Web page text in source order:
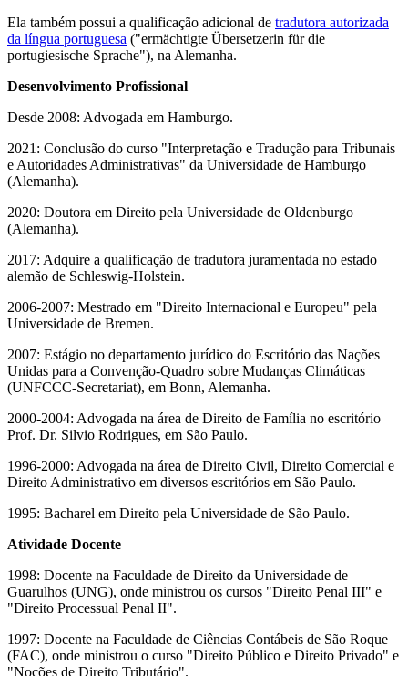
Ela também possui a qualificação adicional de tradutora autorizada
da língua portuguesa ("ermächtigte Übersetzerin für die
portugiesische Sprache"), na Alemanha.
Desenvolvimento Profissional
Desde 2008: Advogada em Hamburgo.
2021: Conclusão do curso "Interpretação e Tradução para Tribunais
e Autoridades Administrativas" da Universidade de Hamburgo
(Alemanha).
2020: Doutora em Direito pela Universidade de Oldenburgo
(Alemanha).
2017: Adquire a qualificação de tradutora juramentada no estado
alemão de Schleswig-Holstein.
2006-2007: Mestrado em "Direito Internacional e Europeu" pela
Universidade de Bremen.
2007: Estágio no departamento jurídico do Escritório das Nações
Unidas para a Convenção-Quadro sobre Mudanças Climáticas
(UNFCCC-Secretariat), em Bonn, Alemanha.
2000-2004: Advogada na área de Direito de Família no escritório
Prof. Dr. Silvio Rodrigues, em São Paulo.
1996-2000: Advogada na área de Direito Civil, Direito Comercial e
Direito Administrativo em diversos escritórios em São Paulo.
1995: Bacharel em Direito pela Universidade de São Paulo.
Atividade Docente
1998: Docente na Faculdade de Direito da Universidade de
Guarulhos (UNG), onde ministrou os cursos "Direito Penal III" e
"Direito Processual Penal II".
1997: Docente na Faculdade de Ciências Contábeis de São Roque
(FAC), onde ministrou o curso "Direito Público e Direito Privado" e
"Noções de Direito Tributário".